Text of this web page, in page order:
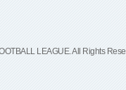
LEAGUE. All Rights